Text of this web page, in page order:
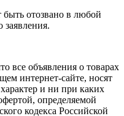
быть отозвано в любой
все объявления о товарах
интернет-сайте, носят
и ни при каких
определяемой
кодекса Российской